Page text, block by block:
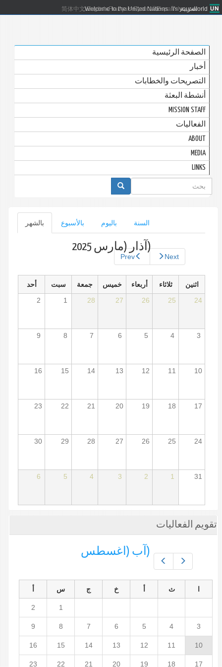
Welcome to the United Nations. It's your world.
العربية 简体中文 English Français Русский Español
الصفحة الرئيسية
أخبار
التصريحات والخطابات
أنشطة البعثة
MISSION STAFF
الفعاليات
ABOUT
MEDIA
LINKS
استمارة
البحث
الأساسية
بالشهر
(علامة
التبويب
النشطة)
بالأسبوع باليوم السنة
Prev Next
(آذار (مارس 2025
اثنين ثلاثاء أربعاء خميس جمعة سبت
أحد
24
25
26
27
28
1
2
3
4
5
6
7
8
9
10
11
12
13
14
15
16
17
18
19
20
21
22
23
24
25
26
27
28
29
30
31
1
2
3
4
5
6
تقويم الفعاليات
(آب (اغسطس
ث خ ج س
1
2
3
4
5
6
7
8
9
10
11
12
13
14
15
16
17
18
19
20
21
22
23